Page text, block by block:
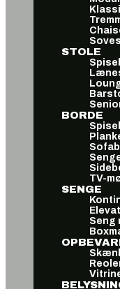
STOLE
BORDE
TV-
SENGE
Seng